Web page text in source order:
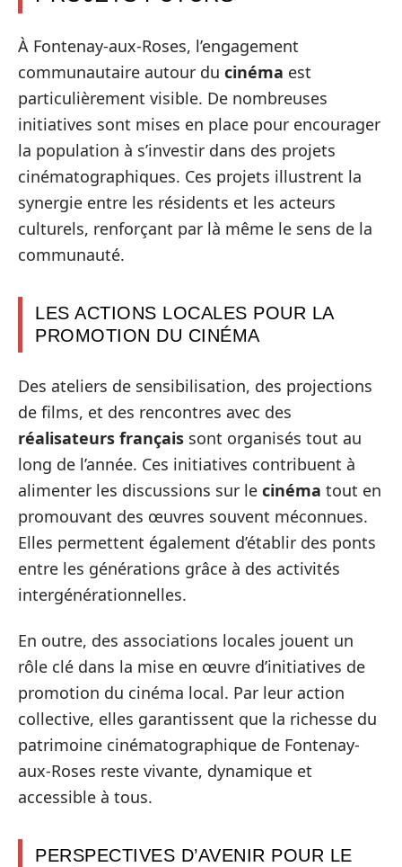
À Fontenay-aux-Roses, l’engagement
communautaire autour du cinéma est
particulièrement visible. De nombreuses
initiatives sont mises en place pour encourager
la population à s’investir dans des projets
cinématographiques. Ces projets illustrent la
synergie entre les résidents et les acteurs
culturels, renforçant par là même le sens de la
communauté.
LES ACTIONS LOCALES POUR LA
PROMOTION DU CINÉMA
Des ateliers de sensibilisation, des projections
de films, et des rencontres avec des
réalisateurs français sont organisés tout au
long de l’année. Ces initiatives contribuent à
alimenter les discussions sur le cinéma tout en
promouvant des œuvres souvent méconnues.
Elles permettent également d’établir des ponts
entre les générations grâce à des activités
intergénérationnelles.
En outre, des associations locales jouent un
rôle clé dans la mise en œuvre d’initiatives de
promotion du cinéma local. Par leur action
collective, elles garantissent que la richesse du
patrimoine cinématographique de Fontenay-
aux-Roses reste vivante, dynamique et
accessible à tous.
PERSPECTIVES D’AVENIR POUR LE